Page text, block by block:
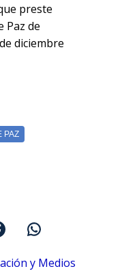
preste
Paz de
diciembre
y Medios